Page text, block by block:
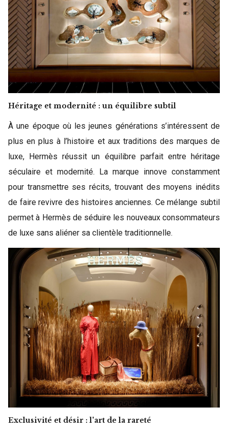
Héritage et modernité : un équilibre subtil
À une époque où les jeunes générations s’intéressent de
plus en plus à l’histoire et aux traditions des marques de
luxe, Hermès réussit un équilibre parfait entre héritage
séculaire et modernité. La marque innove constamment
pour transmettre ses récits, trouvant des moyens inédits
de faire revivre des histoires anciennes. Ce mélange subtil
permet à Hermès de séduire les nouveaux consommateurs
de luxe sans aliéner sa clientèle traditionnelle.
Exclusivité et désir : l'art de la rareté